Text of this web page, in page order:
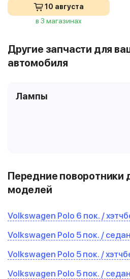
10 августа
в 3 магазинах
Другие запчасти для
автомобиля
Лампы
Передние поворотники
моделей
Volkswagen Polo 6 пок. /
Volkswagen Polo 5 пок. /
Volkswagen Polo 5 пок. /
Volkswagen Polo 5 пок. / седан